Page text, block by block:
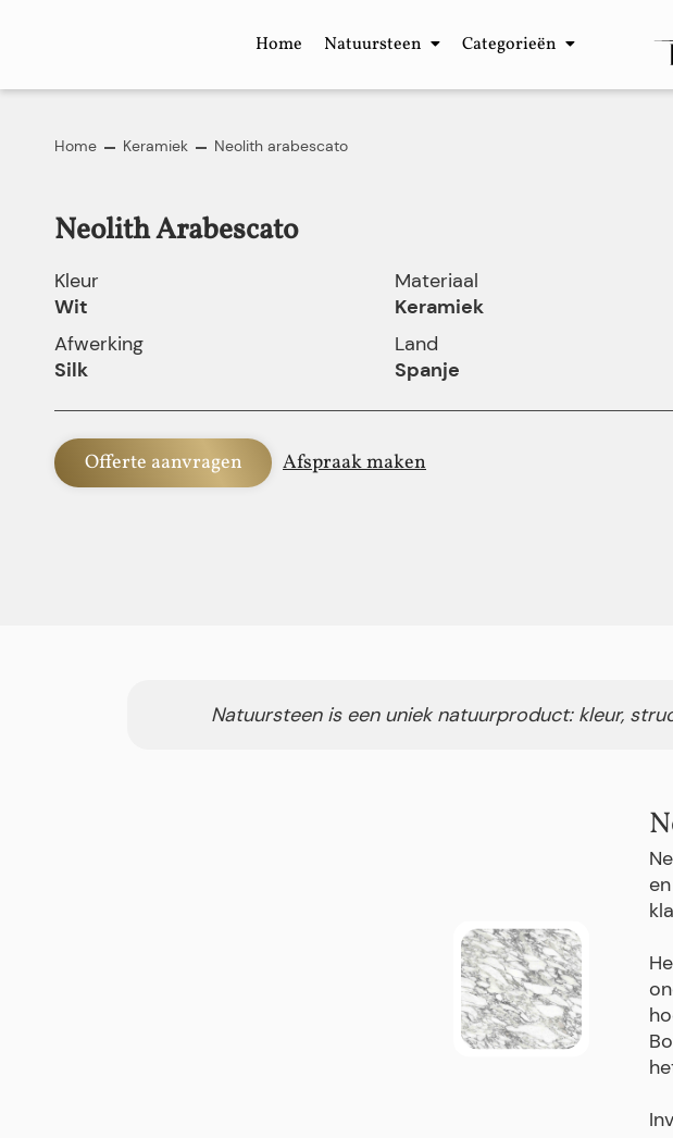
Home Natuursteen Categorieën
Home Keramiek Neolith arabescato
Neolith Arabescato
Kleur
Wit
Afwerking
Silk
Materiaal
Keramiek
Land
Spanje
Offerte aanvragen Afspraak maken
Natuursteen is een uniek natuurproduct: kleur,